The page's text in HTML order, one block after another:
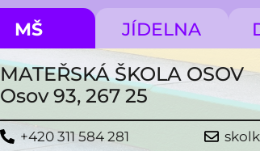
MŠ JÍDELNA
MATEŘSKÁ ŠKOLA OSOV
Osov 93, 267 25
+420 311 584 281